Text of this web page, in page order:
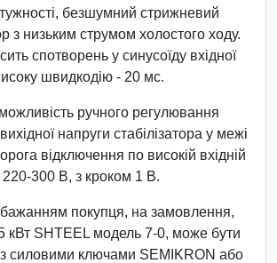
безшумний стрижневий
з низьким струмом холостого ходу.
спотворень у синусоїду вхідної
швидкодію - 20 мс.
ручного регулювання
напруги стабілізатора у межі
відключення по високій вхідній
220-300 В, з кроком 1 В.
покупця, на замовлення,
SHTEEL модель 7-0, може бути
силовими ключами SEMIKRON або